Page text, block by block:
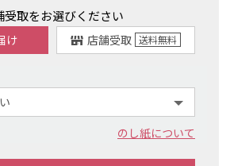
取をお選びください
け 店舗受取 送料無料
のし紙について